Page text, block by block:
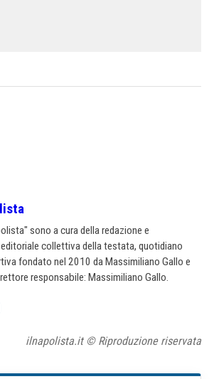
sono a cura della redazione e
collettiva della testata, quotidiano
fondato nel 2010 da Massimiliano Gallo e
responsabile: Massimiliano Gallo.
ilnapolista.it © Riproduzione riservata